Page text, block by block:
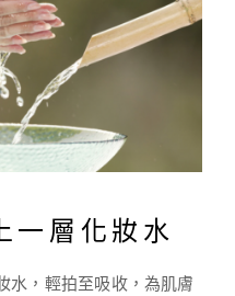
一層化妝水
水，輕拍至吸收，為肌膚